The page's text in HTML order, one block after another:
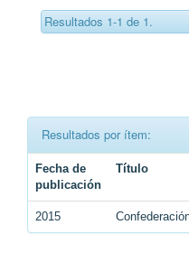
Resultados 1-1 de 1.
Resultados por ítem:
Fecha de
publicación
Título
2015